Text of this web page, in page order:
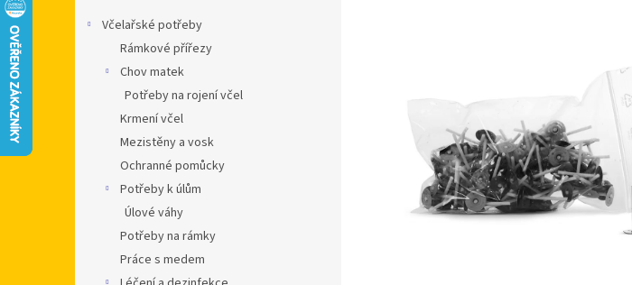
Včelařské potřeby
Rámkové přířezy
Chov matek
Potřeby na rojení včel
Krmení včel
Mezistěny a vosk
Ochranné pomůcky
Potřeby k úlům
Úlové váhy
Potřeby na rámky
Práce s medem